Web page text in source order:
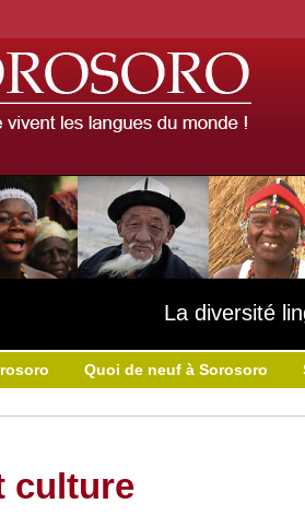
La diversité
Quoi de neuf à Sorosoro
culture